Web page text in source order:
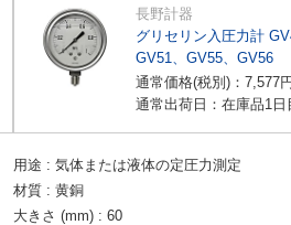
長野計器
グリセリン入圧力計
GV51、GV55、GV56
通常価格(税別)：7,577円
通常出荷日：在庫品1日
用途
気体または液体の定圧力測定
材質
黄銅
大きさ (mm)
60